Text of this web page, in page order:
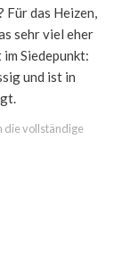
Für das Heizen,
sehr viel eher
Siedepunkt:
und ist in
die vollständige